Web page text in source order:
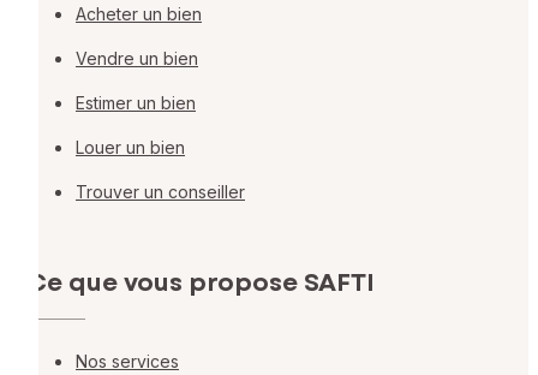
Acheter un bien
Vendre un bien
Estimer un bien
Louer un bien
Trouver un conseiller
Ce que vous propose SAFTI
Nos services